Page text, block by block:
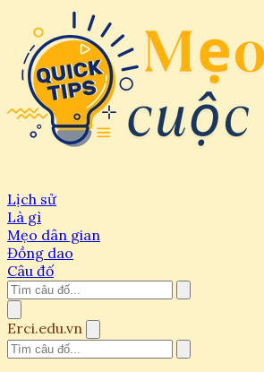
Lịch sử
Là gì
Mẹo dân gian
Đồng dao
Câu đố
Erci.edu.vn